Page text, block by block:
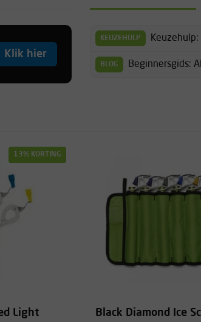
Klik hier
KEUZEHULP
BLOG Beginnersgids:
13% KORTING
Light Black Diamond Ice